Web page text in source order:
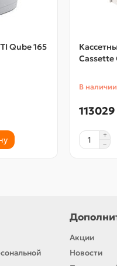
Qube 165
Cassette
В
Акции
Новости